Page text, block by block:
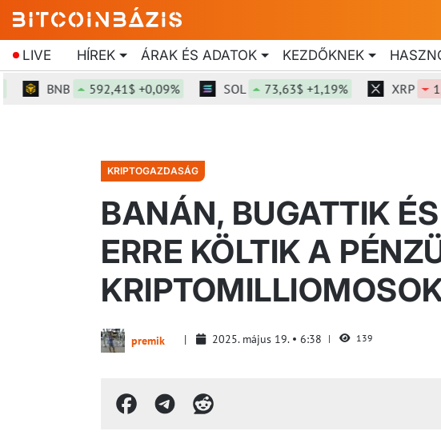
LIVE HÍREK ÁRAK ÉS ADATOK KEZDŐKNEK
BNB 592,41$ +0,09% SOL 73,63$ +1,19% XRP 1,023$
KRIPTOGAZDASÁG
BANÁN, BUGATTIK
ERRE KÖLTIK A
premik 2025. május 19. 6:38 139